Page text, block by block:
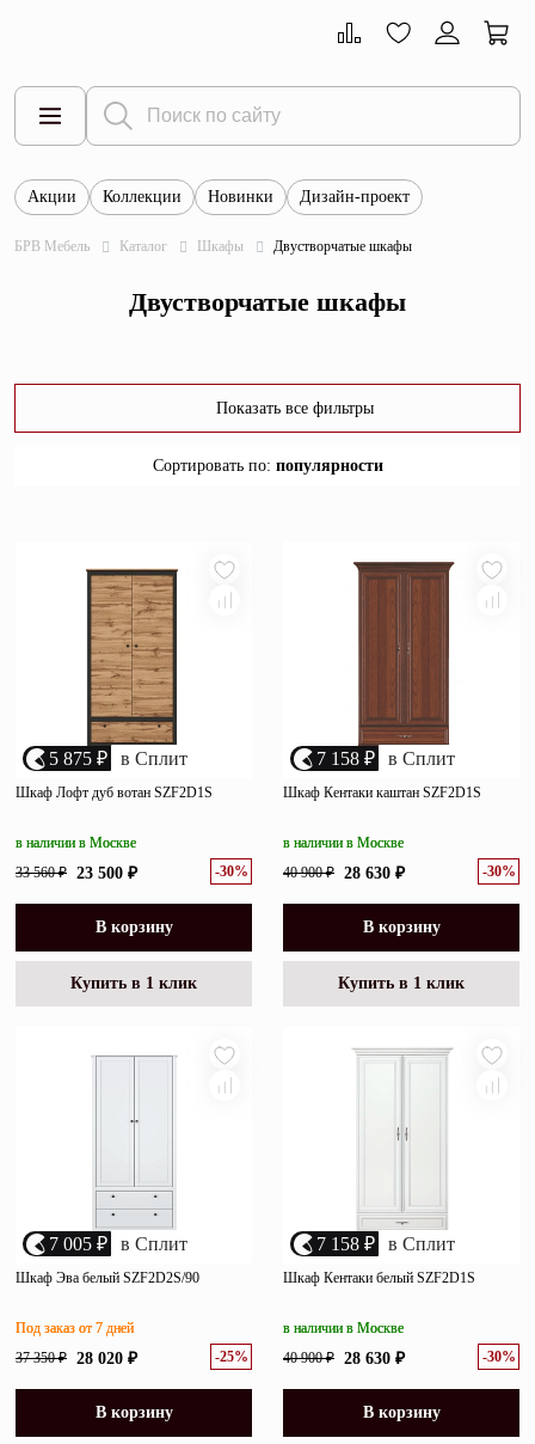
Все товары
Тумбы
Шкафы
Полки
Матрасы
Прихожие
Освещение
О нас
Наши салоны
Покупателям
Обратный звонок
Акции Коллекции Новинки Дизайн-проект
БРВ Мебель Каталог Шкафы Двустворчатые шкафы
Двустворчатые шкафы
Показать все фильтры
Сортировать по: популярности
возрастанию цены
размеру скидки
5 875 ₽ в Сплит
Шкаф Лофт дуб вотан SZF2D1S
33 560 ₽ 23 500 ₽ -30%
в наличии в Москве
В корзину
Купить в 1 клик
7 158 ₽ в Сплит
Шкаф Кентаки каштан SZF2D1S
40 900 ₽ 28 630 ₽ -30%
в наличии в Москве
В корзину
Купить в 1 клик
7 005 ₽ в Сплит
Шкаф Эва белый SZF2D2S/90
37 350 ₽ 28 020 ₽ -25%
Под заказ от 7 дней
В корзину
7 158 ₽ в Сплит
Шкаф Кентаки белый SZF2D1S
40 900 ₽ 28 630 ₽ -30%
в наличии в Москве
В корзину